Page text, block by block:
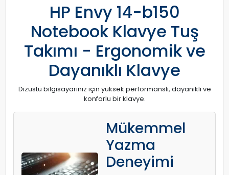
HP Envy 14-b150
Notebook Klavye Tuş
Takımı - Ergonomik ve
Dayanıklı Klavye
Dizüstü bilgisayarınız için yüksek performanslı, dayanıklı ve
konforlu bir klavye.
Mükemmel
Yazma
Deneyimi